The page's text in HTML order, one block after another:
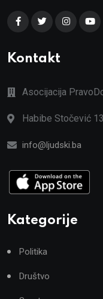
Kontakt
Asocijacija
Habibe Stočević
info@ljudski.ba
Kategorije
Politika
Društvo